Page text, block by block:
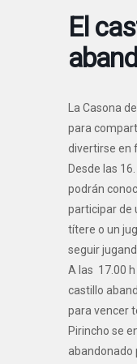
El
La Casona
para
divertirse en
Desde las
podrán
participar de
títere o un
seguir
A las 17.00 h
castillo
para vencer
Pirincho se
abandonado